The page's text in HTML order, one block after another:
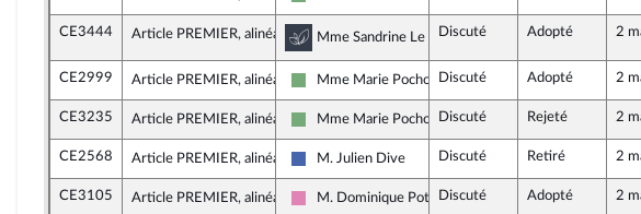
Écologiste - NUPES
CE3444 Article PREMIER, alinéa 9 Commission du développement
Mme Sandrine Le Feur, rapporteure de la
Discuté Adopté 2
CE2999 Article PREMIER, alinéa 9
Écologiste - NUPES
Mme Marie Pochon Discuté Adopté 2
CE3235 Article PREMIER, alinéa 9
Écologiste - NUPES
Mme Marie Pochon Discuté Rejeté 2
CE2568 Article PREMIER, alinéa 10
Les Républicains
M. Julien Dive Discuté Retiré 2
CE3105 Article PREMIER, alinéa 10
Socialistes et apparentés
M. Dominique PotierDiscuté Adopté 2